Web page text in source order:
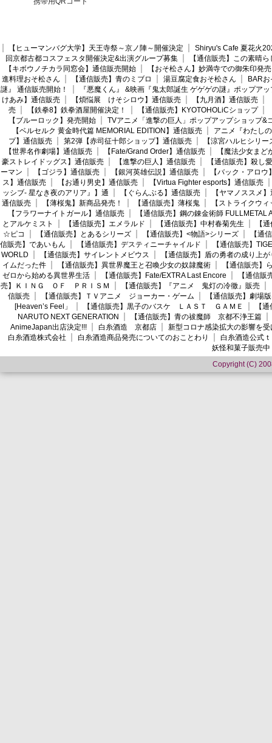
【ヒューマンバグ大学】天王寺祭～京ノ陣～開催決定
Shiryu's Cafe 夏花火
回京都古都コスフェスタ開催決定&出演グループ募集
【通信販売】この素晴
【キボウノチカラ同窓会】通信販売開始
【おそ松さん】妙満寺での御朱印発売
進料理おそ松さん
【通信販売】青のミブロ 湯豆腐定食おそ松さん
BAR
謎』 通信販売開始！
『悪魔くん』 &映画『鬼太郎誕生 ゲゲゲの謎』ポップア
けあみ】通信販売
【煩悩展 けそシロウ】通信販売 【九月酒】通信販売
売
【鉄拳8】鉄拳酒屋開催決定！ 【通信販売】KYOTOHOLiCショップ
【ブルーロック】発売開始
TVアニメ「進撃の巨人」ポップアップショップ&
【ベルセルク 黄金時代篇 MEMORIAL EDITION】通信販売
アニメ『わたし
プ】通信販売
第2弾【赤司征十郎ショップ】通信販売
【涼宮ハルヒシリ
【世界名作劇場】通信販売
【Fate/Grand Order】通信販売
【魔法少女ま
豪ストレイドッグス】通信販売
【進撃の巨人】通信販売
【通信販売】殺し愛
ーマン
【ゴジラ】通信販売 【銀河英雄伝説】通信販売
【バック・アロウ
ス】通信販売
【お通り男史】通信販売
【Virtua Fighter esports】通信販売
ッシブ- 星なき夜のアリア』】通
【ぐらんぶる】通信販売
【ヤマノススメ
通信販売
【薄桜鬼】新商品発売！ 【通信販売】薄桜鬼
【ストライクウ
【フラワーナイトガール】通信販売
【通信販売】鋼の錬金術師 FULLMETAL
とアルケミスト
【通信販売】エメラルド 【通信販売】中村春菊先生
【
☆ピコ
【通信販売】とあるシリーズ 【通信販売】<物語>シリーズ
【通
信販売】であいもん
【通信販売】デスティニーチャイルド
【通信販売】
WORLD
【通信販売】サイレントメビウス
【通信販売】盾の勇者の成り上が
イムだった件
【通信販売】異世界魔王と召喚少女の奴隷魔術
【通信販売】
ゼロから始める異世界生活
【通信販売】Fate/EXTRA Last Encore
【通信
売】ＫＩＮＧ ＯＦ ＰＲＩＳＭ
【通信販売】『アニメ 鬼灯の冷徹』販売
信販売
【通信販売】ＴＶアニメ ジョーカー・ゲーム
【通信販売】劇場
[Heaven’s Feel」
【通信販売】黒子のバスケ ＬＡＳＴ ＧＡＭＥ
【
NARUTO NEXT GENERATION
【通信販売】青の祓魔師 京都不浄王篇
AnimeJapan出店決定!!!
白糸酒造 京都店
新型コロナ感染拡大の影響を
白糸酒造株式会社
白糸酒造商品発売についてのおことわり
白糸酒造公式
妖怪和菓子販売中
Copyright (C)